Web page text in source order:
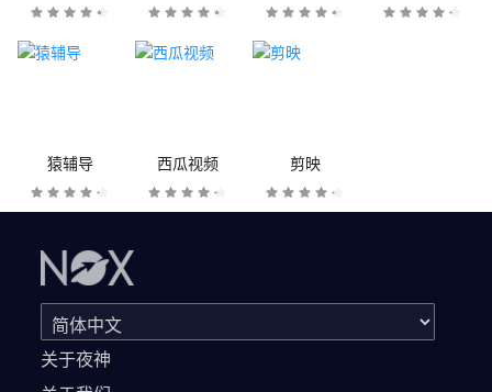
猿辅导 西瓜视频 剪映
关于夜神